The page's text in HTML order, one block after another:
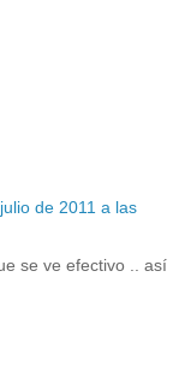
de 2011 a las
se ve efectivo .. así